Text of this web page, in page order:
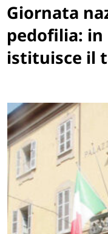
Giornata
pedofilia:
istituisce il